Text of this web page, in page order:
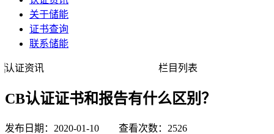
关于储能
证书查询
联系储能
认证资讯 栏目列表
CB认证证书和报告有什么区别？
发布日期：2020-01-10 查看次数：2526